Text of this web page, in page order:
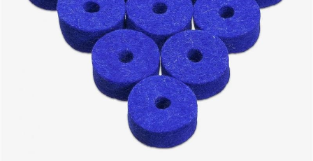
ドラム パーカッション
キーボード 電子ピアノ